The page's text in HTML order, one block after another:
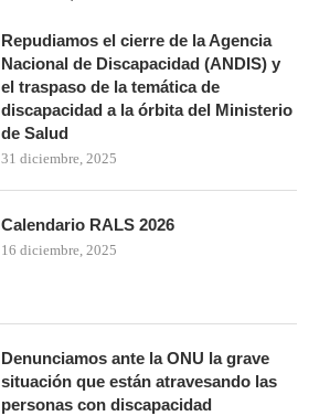
Repudiamos el cierre de la Agencia
Nacional de Discapacidad (ANDIS) y
el traspaso de la temática de
discapacidad a la órbita del Ministerio
de Salud
31 diciembre, 2025
Calendario RALS 2026
16 diciembre, 2025
Denunciamos ante la ONU la grave
situación que están atravesando las
personas con discapacidad